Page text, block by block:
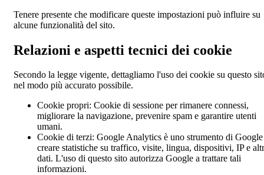
Tenere presente che modificare queste impostazioni può influire su
alcune funzionalità del sito.
Relazioni e aspetti tecnici dei cookie
Secondo la legge vigente, dettagliamo l'uso dei cookie su questo
nel modo più accurato possibile.
Cookie propri: Cookie di sessione per rimanere connessi,
migliorare la navigazione, prevenire spam e garantire utenti
umani.
Cookie di terzi: Google Analytics è uno strumento di
creare statistiche su traffico, visite, lingua, dispositivi, IP e
dati. L'uso di questo sito autorizza Google a trattare tali
informazioni.